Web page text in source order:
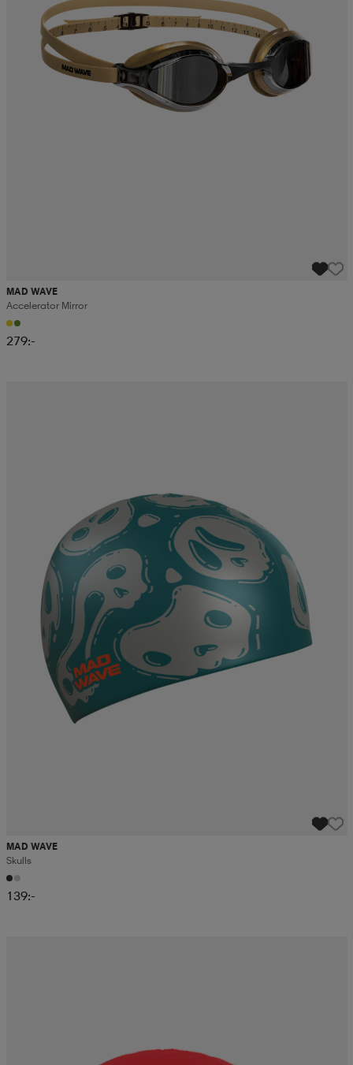
MAD WAVE
Accelerator Mirror
279:-
MAD WAVE
Skulls
139:-